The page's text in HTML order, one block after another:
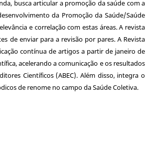
busca articular a promoção da saúde com a
da Promoção da Saúde/Saúde
e correlação com estas áreas. A revista
de enviar para a revisão por pares. A Revista
contínua de artigos a partir de janeiro de
acelerando a comunicação e os resultados
Científicos (ABEC). Além disso, integra o
de renome no campo da Saúde Coletiva.